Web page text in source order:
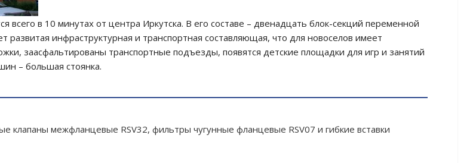
в 10 минутах от центра Иркутска. В его составе – двенадцать блок-секций переменной
развитая инфраструктурная и транспортная составляющая, что для новоселов имеет
заасфальтированы транспортные подъезды, появятся детские площадки для игр и занятий
– большая стоянка.
клапаны межфланцевые RSV32, фильтры чугунные фланцевые RSV07 и гибкие вcтавки